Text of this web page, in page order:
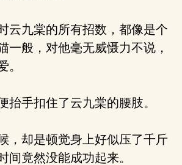
云九棠的所有招数，都像是个
一般，对他毫无威慑力不说，
。
手扣住了云九棠的腰肢。
，却是顿觉身上好似压了千斤
间竟然没能成功起来。